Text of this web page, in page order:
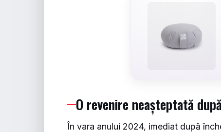
O revenire neașteptată
În vara anului 2024, imediat după